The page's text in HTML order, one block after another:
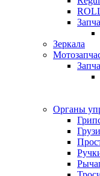
Зеркала
Органы